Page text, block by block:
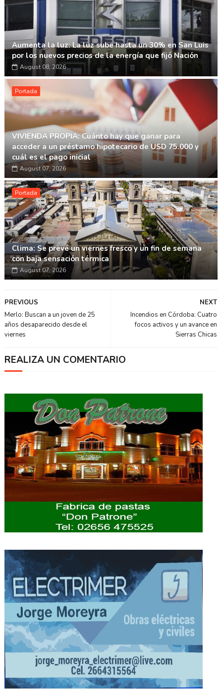
Aumenta la luz: La luz sube hasta un 30% en San Luis
por los nuevos precios de la energía que fijó Nación
August 08, 2026
Portada
VIVIENDA PROPIA: Cuánto hay que ganar para
acceder a un préstamo hipotecario de USD 75.000 y
cuál es el pago inicial
August 07, 2026
Portada
Clima: Se prevé un viernes fresco y un fin de semana
con baja sensación térmica
August 07, 2026
NEXT
Incendios en Córdoba: Cuatro
focos activos y un avance en
Sierras Chicas
PREVIOUS
Merlo: Buscan a un joven de 25
años desaparecido desde el
viernes
REALIZA UN COMENTARIO